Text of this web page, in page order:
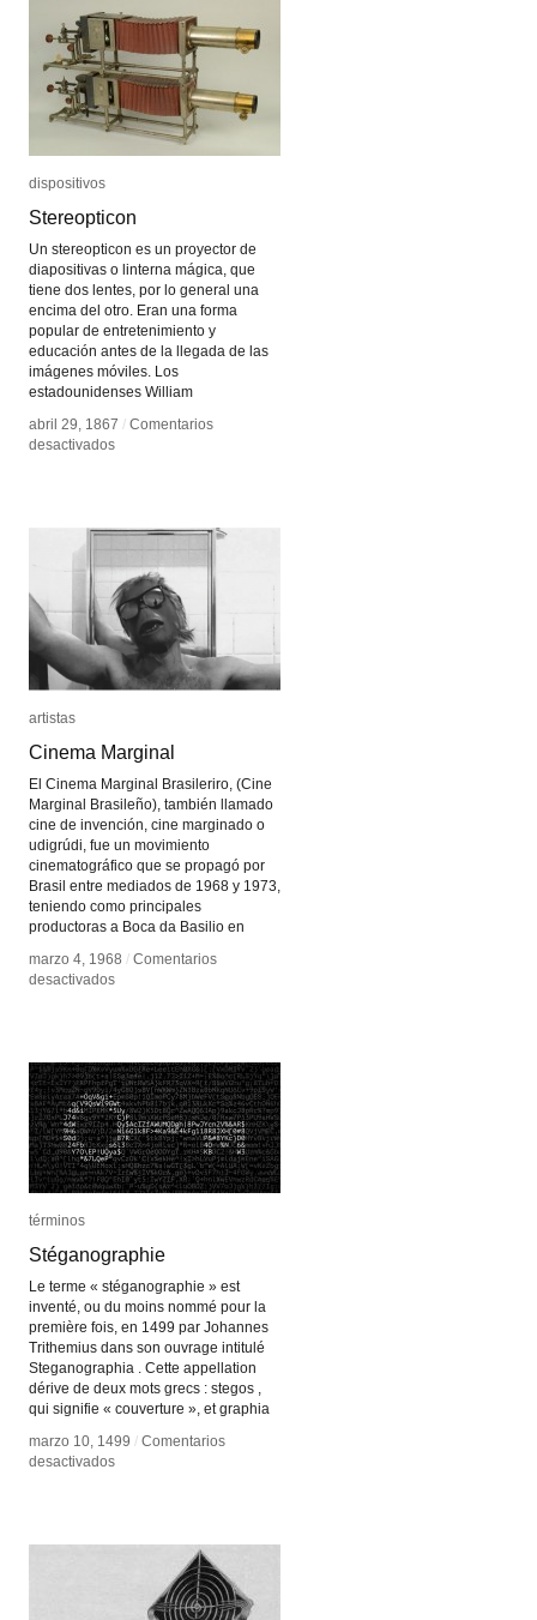
video
experimental
en
Chile
(1957-
2017)
video
experimental
en
Chile
(1957-
2017)
dispositivos
Stereopticon
Un stereopticon es un proyector de
diapositivas o linterna mágica, que
tiene dos lentes, por lo general una
encima del otro. Eran una forma
popular de entretenimiento y
educación antes de la llegada de las
imágenes móviles. Los
estadounidenses William
abril 29, 1867 / Comentarios
desactivadosen
dispositivos
Stereopticon
abril 29, 1867 / Comentarios
desactivadosen
artistas
Cinema Marginal
El Cinema Marginal Brasileriro, (Cine
Marginal Brasileño), también llamado
cine de invención, cine marginado o
udigrúdi, fue un movimiento
cinematográfico que se propagó por
Brasil entre mediados de 1968 y 1973,
teniendo como principales
productoras a Boca da Basilio en
marzo 4, 1968 / Comentarios
desactivadosen
artistas
Cinema Marginal
marzo 4, 1968 / Comentarios
desactivadosen
términos
Stéganographie
Le terme « stéganographie » est
inventé, ou du moins nommé pour la
première fois, en 1499 par Johannes
Trithemius dans son ouvrage intitulé
Steganographia . Cette appellation
dérive de deux mots grecs : stegos ,
qui signifie « couverture », et graphia
marzo 10, 1499 / Comentarios
desactivadosen
términos
Stéganographie
marzo 10, 1499 / Comentarios
desactivadosen